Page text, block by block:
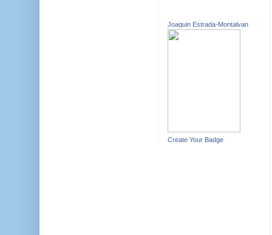
Joaquin Estrada-Montalvan
Create Your Badge